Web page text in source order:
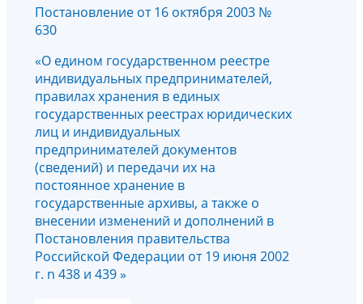
Постановление от 16 октября 2003 №
630
«О едином государственном реестре
индивидуальных предпринимателей,
правилах хранения в единых
государственных реестрах юридических
лиц и индивидуальных
предпринимателей документов
(сведений) и передачи их на
постоянное хранение в
государственные архивы, а также о
внесении изменений и дополнений в
Постановления правительства
Российской Федерации от 19 июня 2002
г. n 438 и 439 »